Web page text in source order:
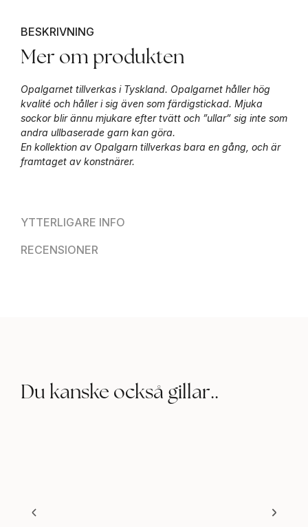
BESKRIVNING
YTTERLIGARE INFO
RECENSIONER
Mer om produkten
Opalgarnet tillverkas i Tyskland. Opalgarnet håller hög
kvalité och håller i sig även som färdigstickad. Mjuka
sockor blir ännu mjukare efter tvätt och ”ullar” sig inte som
andra ullbaserade garn kan göra.
En kollektion av Opalgarn tillverkas bara en gång, och är
framtaget av konstnärer.
Du kanske också gillar..